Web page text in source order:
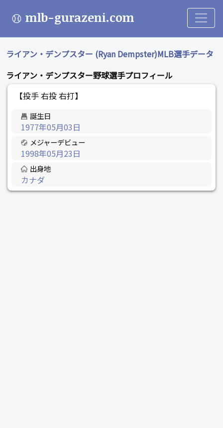
mlb-gurazeni.com
ライアン・デンプスター (Ryan Dempster)MLB選手データ
ライアン・デンプスター野球選手プロフィール
【投手 右投 右打】
誕生日
1977年05月03日
メジャーデビュー
1998年05月23日
出身地
カナダ